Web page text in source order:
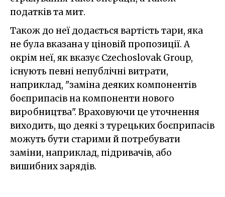
податків та мит.
Також до неї додається вартість тари, яка
не була вказана у ціновій пропозиції. А
окрім неї, як вказує Czechoslovak Group,
існують певні непублічні витрати,
наприклад, "заміна деяких компонентів
боєприпасів на компоненти нового
виробництва". Враховуючи це уточнення
виходить, що деякі з турецьких боєприпасів
можуть бути старими й потребувати
заміни, наприклад, підривачів, або
вишибних зарядів.